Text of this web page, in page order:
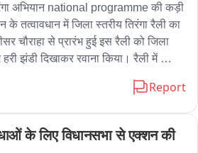
अभियान national programme की कड़ी
के तत्वावधान में जिला स्तरीय तिरंगा रैली का
चौराहा से प्रारंभ हुई इस रैली को जिला
झंडी दिखाकर रवाना किया। रैली में
सोढा, जिला शिक्षा अधिकारी महेश कुमार
शामिल हुए। रैली में पुलिस होमगार्ड,
छात्र-छात्राएं, बास्केटबॉल अकादमी के
Report
के लिए विधानसभा से एक्शन की